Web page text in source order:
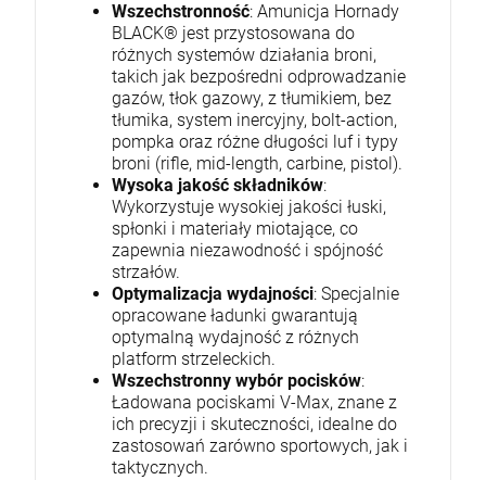
Wszechstronność: Amunicja Hornady
BLACK® jest przystosowana do
różnych systemów działania broni,
takich jak bezpośredni odprowadzanie
gazów, tłok gazowy, z tłumikiem, bez
tłumika, system inercyjny, bolt-action,
pompka oraz różne długości luf i typy
broni (rifle, mid-length, carbine, pistol).
Wysoka jakość składników:
Wykorzystuje wysokiej jakości łuski,
spłonki i materiały miotające, co
zapewnia niezawodność i spójność
strzałów.
Optymalizacja wydajności: Specjalnie
opracowane ładunki gwarantują
optymalną wydajność z różnych
platform strzeleckich.
Wszechstronny wybór pocisków:
Ładowana pociskami V-Max, znane z
ich precyzji i skuteczności, idealne do
zastosowań zarówno sportowych, jak i
taktycznych.